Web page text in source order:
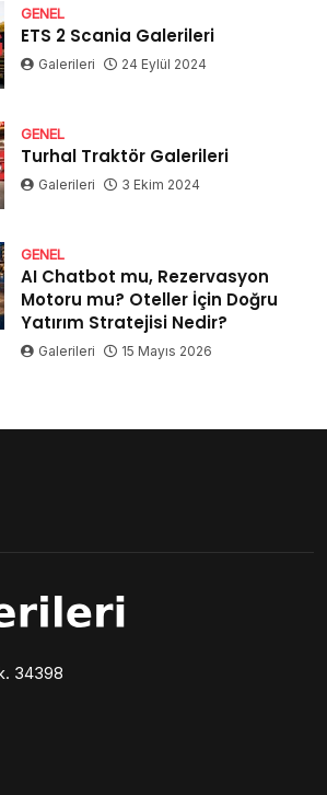
GENEL
ETS 2 Scania Galerileri
Galerileri 24 Eylül 2024
GENEL
Turhal Traktör Galerileri
Galerileri 3 Ekim 2024
GENEL
AI Chatbot mu, Rezervasyon
Motoru mu? Oteller İçin Doğru
Yatırım Stratejisi Nedir?
Galerileri 15 Mayıs 2026
34398